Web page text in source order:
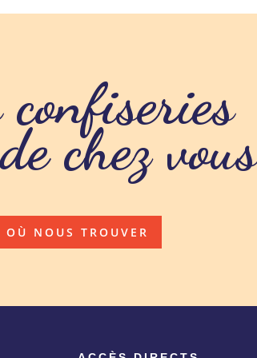
confiseries
chez vous
OÙ NOUS TROUVER